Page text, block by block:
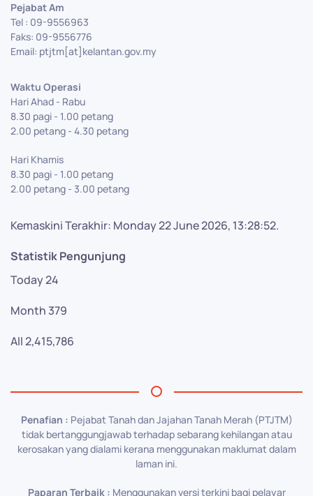
Pejabat Am
Tel : 09-9556963
Faks: 09-9556776
Email: ptjtm[at]kelantan.gov.my
Waktu Operasi
Hari Ahad - Rabu
8.30 pagi - 1.00 petang
2.00 petang - 4.30 petang
Hari Khamis
8.30 pagi - 1.00 petang
2.00 petang - 3.00 petang
Kemaskini Terakhir: Monday 22 June 2026, 13:28:52.
Statistik Pengunjung
Today24
Month 379
All2,415,786
Penafian : Pejabat Tanah dan Jajahan Tanah Merah (PTJTM)
tidak bertanggungjawab terhadap sebarang kehilangan atau
kerosakan yang dialami kerana menggunakan maklumat dalam
laman ini.
Paparan Terbaik : Menggunakan versi terkini bagi pelayar